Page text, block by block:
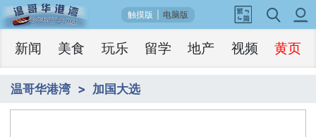
触摸版 电脑版
新闻 美食 玩乐 留学 地产 视频 黄页
温哥华港湾 加国大选